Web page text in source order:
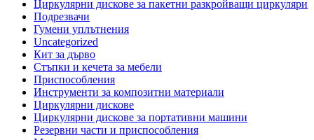
Циркулярни дискове за пакетни разкройващи циркуляри
Подрезвачи
Гумени уплътнения
Uncategorized
Кит за дърво
Стъпки и кечета за мебели
Приспособления
Инструменти за композитни материали
Циркулярни дискове
Циркулярни дискове за портативни машини
Резервни части и приспособления